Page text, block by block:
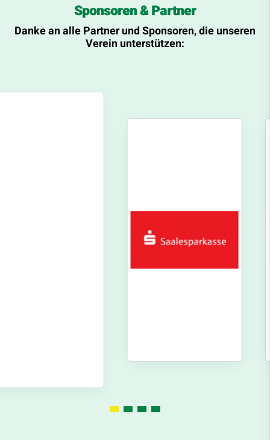
Sponsoren & Partner
Danke an alle Partner und Sponsoren, die unseren
Verein unterstützen: